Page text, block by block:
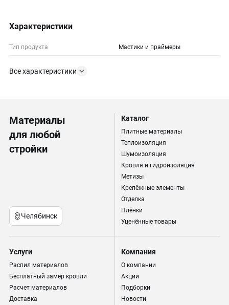
Характеристики
Тип продукта Мастики и праймеры
Все характеристики
Материалы
для любой
стройки
Челябинск
Каталог
Плитные материалы
Теплоизоляция
Шумоизоляция
Кровля и гидроизоляция
Метизы
Крепёжные элементы
Отделка
Плёнки
Уценённые товары
Услуги
Распил материалов
Бесплатный замер кровли
Расчет материалов
Доставка
Компания
О компании
Акции
Подборки
Новости